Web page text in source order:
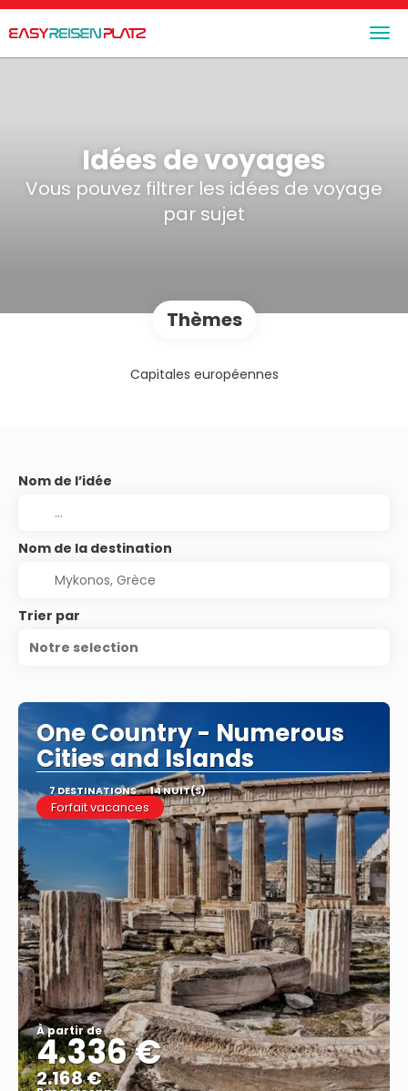
Idées de voyages
Vous pouvez filtrer les idées de voyage
par sujet
Thèmes
Capitales européennes
Nom de l’idée
Nom de la destination
Trier par
Notre selection
One Country - Numerous
Cities and Islands
7 DESTINATIONS 14 NUIT(S)
Forfait vacances
À partir de
4.336 €
2.168 €